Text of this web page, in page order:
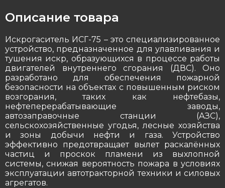
Описание товара
Искрогаситель ИСГ-75 – это специализированное
устройство, предназначенное для улавливания и
тушения искр, образующихся в процессе работы
двигателей внутреннего сгорания (ДВС). Оно
разработано для обеспечения пожарной
безопасности на объектах с повышенным риском
возгорания, таких как нефтебазы,
нефтеперерабатывающие заводы,
автозаправочные станции (АЗС),
сельскохозяйственные угодья, лесные хозяйства
и зоны добычи нефти и газа. Устройство
эффективно предотвращает вылет раскалённых
частиц и проскок пламени из выхлопной
системы, снижая вероятность пожара в условиях
эксплуатации автотракторной техники и силовых
агрегатов.